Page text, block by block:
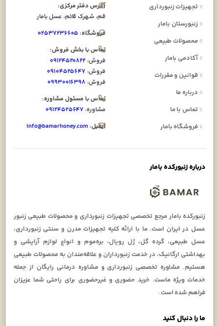
ما را دنبال کنید
»تجهیزات زنبورداری
»زنبورستان بامار
»محصولات طبیعی
»آکادمی بامار
»قوانین و مقررات
»درباره ما
»تماس با ما
»فروشگاه بامار
آدرس دفتر مرکزی:
قم، شهرک قائم، عسل بامار
فروشگاه: ۰۲۵۳۷۲۳۶۶۰۵
تماس با بخش فروش:
فروش: ۰۹۱۲۴۵۲۰۸۲۲
فروش: ۰۹۱۰۴۵۲۵۶۴۷
فروش: ۰۹۹۳۰۰۱۶۳۹۸
تماس با مسئول مشاوره:
مشاوره: ۰۹۱۲۴۵۲۵۶۴۷
ایمیل: info@bamarhoney.com
درباره زنبورکده بامار
زنبورکده بامار مرجع تخصصی تجهیزات زنبورداری و محصولات طبیعی زنبور
عسل در ایران است. ما با ارائه کلیه تجهیزات مدرن و سنتی زنبورداری،
عسل طبیعی، گرده گل، ژل رویال، بره‌موم و انواع لوازم آرایشی و
بهداشتی ارگانیک، در خدمت زنبورداران و علاقه‌مندان به محصولات طبیعی
هستیم. مشاوره تخصصی زنبورداری و مشاوره درمانی رایگان از جمله
خدمات ویژه ماست. خرید حضوری و غیرحضوری برای راحتی شما عزیزان
فراهم شده است.